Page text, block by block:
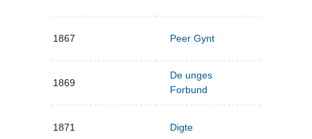
1867 Peer Gynt
1869
De unges
Forbund
1871 Digte